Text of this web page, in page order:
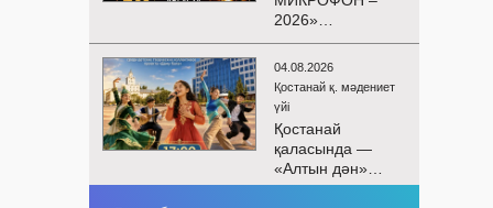
акциясына
арналған көшпелі
концерт
Меңдіқара
ауданының
Красная Пресня
ауылында
өткізілді
2026»
БАЙҚАУЫНЫҢ
САЛТАНАТТЫ
АШЫЛУЫ
Сіздерді
вокалистердің
«Алтын
микрофон –
2026» XXII
04.08.2026
Қостанай қ. мәдениет
үйі
Қостанай
қаласында —
«Алтын дән»
балалар